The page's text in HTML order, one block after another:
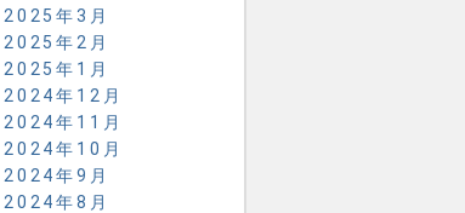
2025年3月
2025年2月
2025年1月
2024年12月
2024年11月
2024年10月
2024年9月
2024年8月